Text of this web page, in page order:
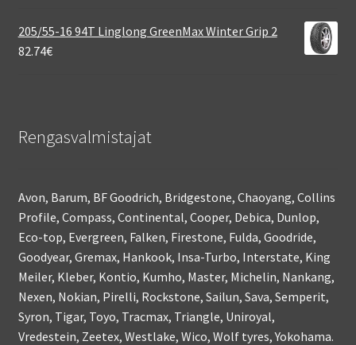
205/55-16 94T Linglong GreenMax Winter Grip 2
82.74€
Rengasvalmistajat
Avon, Barum, BF Goodrich, Bridgestone, Chaoyang, Collins
Profile, Compass, Continental, Cooper, Debica, Dunlop,
Eco-top, Evergreen, Falken, Firestone, Fulda, Goodride,
Goodyear, Gremax, Hankook, Insa-Turbo, Interstate, King
Meiler, Kleber, Kontio, Kumho, Master, Michelin, Nankang,
Nexen, Nokian, Pirelli, Rockstone, Sailun, Sava, Semperit,
Syron, Tigar, Toyo, Tracmax, Triangle, Uniroyal,
Vredestein, Zeetex, Westlake, Wico, Wolf tyres, Yokohama.